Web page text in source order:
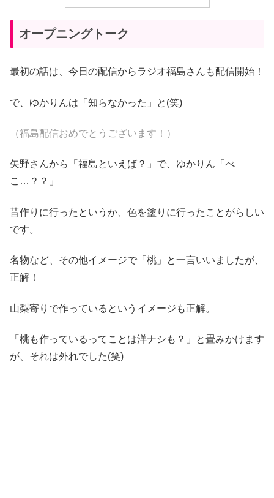
オープニングトーク
最初の話は、今日の配信からラジオ福島さんも配信開始！
で、ゆかりんは「知らなかった」と(笑)
（福島配信おめでとうございます！）
矢野さんから「福島といえば？」で、ゆかりん「べ
こ…？？」
昔作りに行ったというか、色を塗りに行ったことがらしい
です。
名物など、その他イメージで「桃」と一言いいましたが、
正解！
山梨寄りで作っているというイメージも正解。
「桃も作っているってことは洋ナシも？」と畳みかけます
が、それは外れでした(笑)